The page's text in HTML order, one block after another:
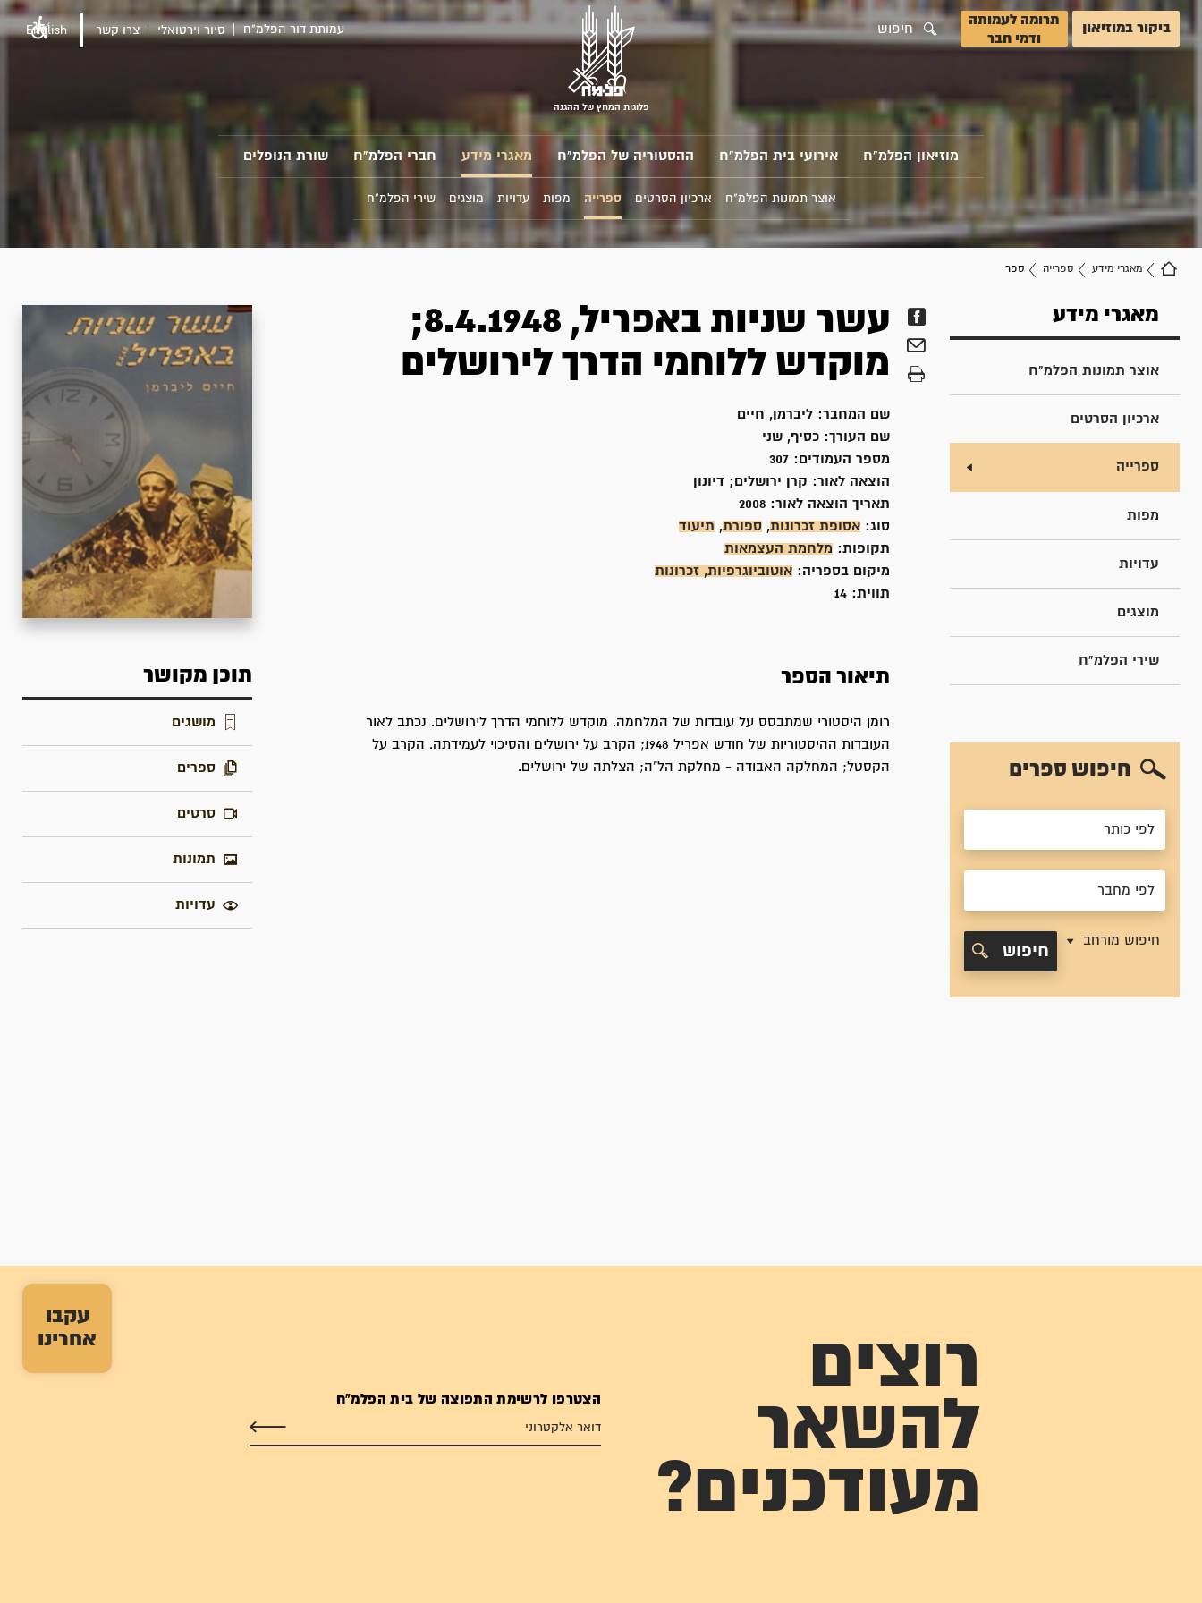
עקבו
אחרינו
ביקור במוזיאון
תרומה לעמותה
ודמי חבר
חיפוש
פלוגות המחץ של ההגנה
עמותת דור הפלמ"ח סיור וירטואלי צרו קשר English
מוזיאון הפלמ"ח אירועי בית הפלמ"ח ההסטוריה של הפלמ"ח מאגרי מידע חברי הפלמ"ח שורת הנופלים
אוצר תמונות הפלמ"ח ארכיון הסרטים ספרייה מפות עדויות מוצגים שירי הפלמ"ח
מאגרי מידע ספרייה ספר
מאגרי מידע
אוצר תמונות הפלמ"ח
ארכיון הסרטים
ספרייה
מפות
עדויות
מוצגים
שירי הפלמ"ח
חיפוש ספרים
חיפוש מורחב
חיפוש
עשר שניות באפריל, 8.4.1948;
מוקדש ללוחמי הדרך לירושלים
שם המחבר: ליברמן, חיים
שם העורך: כסיף, שני
מספר העמודים: 307
הוצאה לאור: קרן ירושלים; דיונון
תאריך הוצאה לאור:
סוג: אסופת זכרונות, ספורת, תיעוד
תקופות: מלחמת העצמאות
מיקום בספריה: אוטוביוגרפיות, זכרונות
תווית: 14
תיאור הספר
רומן היסטורי שמתבסס על עובדות של המלחמה. מוקדש ללוחמי הדרך לירושלים. נכתב לאור
העובדות ההיסטוריות של חודש אפריל 1948; הקרב על ירושלים והסיכוי לעמידתה. הקרב על
הקסטל; המחלקה האבודה - מחלקת הל"ה; הצלתה של ירושלים.
תוכן מקושר
מושגים
ספרים
סרטים
תמונות
עדויות
רוצים
להשאר
מעודכנים?
הצטרפו לרשימת התפוצה של בית הפלמ"ח